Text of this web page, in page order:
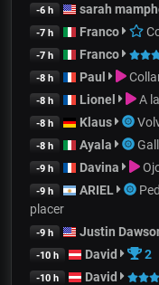
-6 h sarah
-7 h Franco
-7 h Franco
-8 h Paul
-8 h Lionel A
-8 h Klaus
-8 h Ayala
-9 h Davina
-9 h ARIEL
placer
-9 h Justin
-10 h David 2
-10 h David